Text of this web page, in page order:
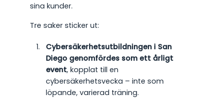
sina kunder.
Tre saker sticker ut:
Cybersäkerhetsutbildningen i San
Diego genomfördes som ett årligt
event, kopplat till en
cybersäkerhetsvecka – inte som
löpande, varierad träning.